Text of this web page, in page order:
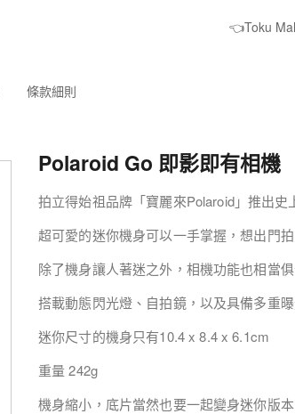
👈Toku
條款細則
Polaroid Go 即影即有相機
拍立得始祖品牌「寶麗來Polaroid」推出
超可愛的迷你機身可以一手掌握，想出門
除了機身讓人著迷之外，相機功能也相當
搭載動態閃光燈、自拍鏡，以及具備多重
迷你尺寸的機身只有10.4 x 8.4 x 6.1cm
重量 242g
機身縮小，底片當然也要一起變身迷你版